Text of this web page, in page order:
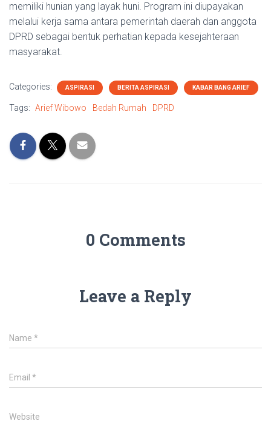
memiliki hunian yang layak huni. Program ini diupayakan
melalui kerja sama antara pemerintah daerah dan anggota
DPRD sebagai bentuk perhatian kepada kesejahteraan
masyarakat.
Categories: ASPIRASI BERITA ASPIRASI KABAR BANG ARIEF
Tags: Arief Wibowo Bedah Rumah DPRD
0 Comments
Leave a Reply
Name *
Email *
Website